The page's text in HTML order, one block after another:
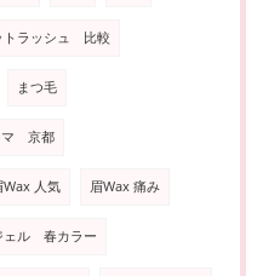
トラッシュ 比較
まつ毛
マ 京都
Wax 人気 眉Wax 痛み
ェル 春カラー